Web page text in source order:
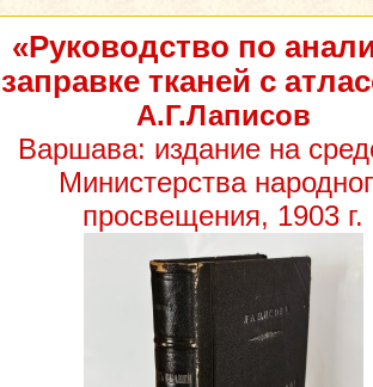
«Руководство по
заправке тканей с
А.Г.Лаписов
Варшава: издание на
Министерства
просвещения, 1903 г.